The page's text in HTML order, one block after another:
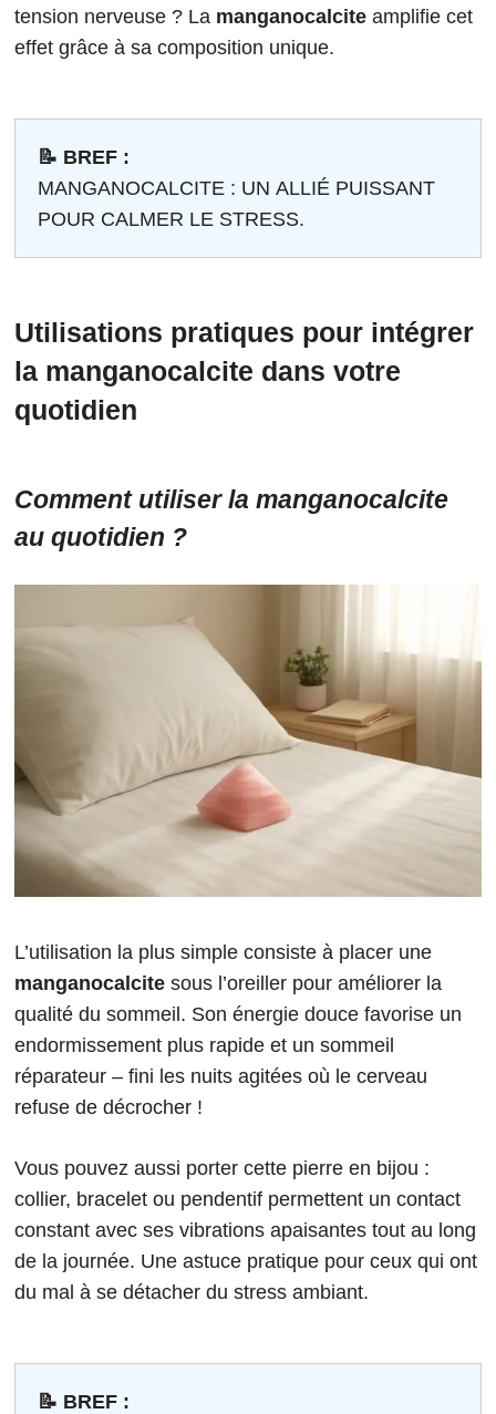
tension nerveuse ? La manganocalcite amplifie cet
effet grâce à sa composition unique.
📝 BREF :
MANGANOCALCITE : UN ALLIÉ PUISSANT
POUR CALMER LE STRESS.
Utilisations pratiques pour intégrer
la manganocalcite dans votre
quotidien
Comment utiliser la manganocalcite
au quotidien ?
L’utilisation la plus simple consiste à placer une
manganocalcite sous l’oreiller pour améliorer la
qualité du sommeil. Son énergie douce favorise un
endormissement plus rapide et un sommeil
réparateur – fini les nuits agitées où le cerveau
refuse de décrocher !
Vous pouvez aussi porter cette pierre en bijou :
collier, bracelet ou pendentif permettent un contact
constant avec ses vibrations apaisantes tout au long
de la journée. Une astuce pratique pour ceux qui ont
du mal à se détacher du stress ambiant.
📝 BREF :